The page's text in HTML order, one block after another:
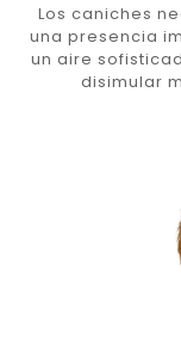
Los caniches
una presencia
un aire
disimular